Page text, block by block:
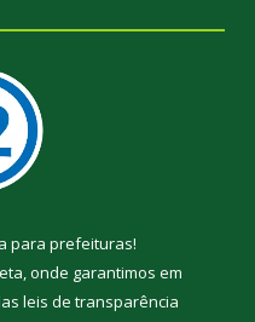
para prefeituras!
onde garantimos em
leis de transparência